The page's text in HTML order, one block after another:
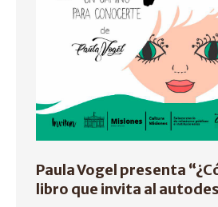
Paula Vogel presenta
libro que invita al